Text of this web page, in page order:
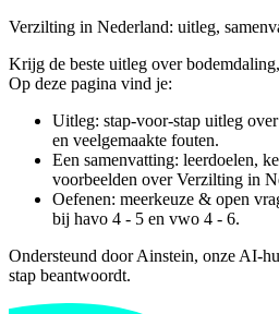
Verzilting in Nederland: uitleg,
Krijg de beste uitleg over
Op deze pagina vind je:
Uitleg: stap-voor-stap uitleg
en veelgemaakte fouten.
Een samenvatting: leerdoelen,
voorbeelden overVerzilting in
Oefenen: meerkeuze & open
bij havo 4 - 5 en vwo 4 - 6.
Ondersteund door Ainstein, onze AI-
stap beantwoordt.